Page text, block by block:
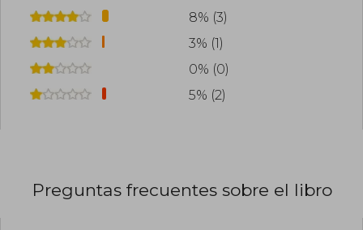
8% (3)
3% (1)
0% (0)
5% (2)
Preguntas frecuentes sobre el libro